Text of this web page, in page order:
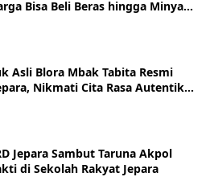
Bisa Beli Beras hingga Minyak
Harga Terjangkau
Asli Blora Mbak Tabita Resmi
Nikmati Cita Rasa Autentik
Ribu
Jepara Sambut Taruna Akpol
di Sekolah Rakyat Jepara